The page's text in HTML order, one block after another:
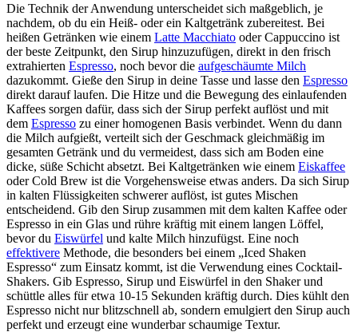
Die Technik der Anwendung unterscheidet sich maßgeblich, je
nachdem, ob du ein Heiß- oder ein Kaltgetränk zubereitest. Bei
heißen Getränken wie einem Latte Macchiato oder Cappuccino ist
der beste Zeitpunkt, den Sirup hinzuzufügen, direkt in den frisch
extrahierten Espresso, noch bevor die aufgeschäumte Milch
dazukommt. Gieße den Sirup in deine Tasse und lasse den Espresso
direkt darauf laufen. Die Hitze und die Bewegung des einlaufenden
Kaffees sorgen dafür, dass sich der Sirup perfekt auflöst und mit
dem Espresso zu einer homogenen Basis verbindet. Wenn du dann
die Milch aufgießt, verteilt sich der Geschmack gleichmäßig im
gesamten Getränk und du vermeidest, dass sich am Boden eine
dicke, süße Schicht absetzt. Bei Kaltgetränken wie einem Eiskaffee
oder Cold Brew ist die Vorgehensweise etwas anders. Da sich Sirup
in kalten Flüssigkeiten schwerer auflöst, ist gutes Mischen
entscheidend. Gib den Sirup zusammen mit dem kalten Kaffee oder
Espresso in ein Glas und rühre kräftig mit einem langen Löffel,
bevor du Eiswürfel und kalte Milch hinzufügst. Eine noch
effektivere Methode, die besonders bei einem „Iced Shaken
Espresso“ zum Einsatz kommt, ist die Verwendung eines Cocktail-
Shakers. Gib Espresso, Sirup und Eiswürfel in den Shaker und
schüttle alles für etwa 10-15 Sekunden kräftig durch. Dies kühlt den
Espresso nicht nur blitzschnell ab, sondern emulgiert den Sirup auch
perfekt und erzeugt eine wunderbar schaumige Textur.